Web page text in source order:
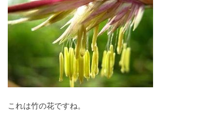
これは竹の花ですね。